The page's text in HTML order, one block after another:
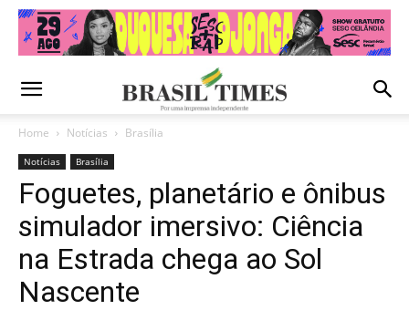
Home Notícias Brasília
Notícias Brasília
Foguetes, planetário e ônibus
simulador imersivo: Ciência
na Estrada chega ao Sol
Nascente